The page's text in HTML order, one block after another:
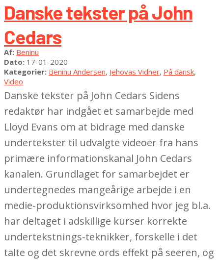
Danske tekster på John
Cedars
2020-
01-
17
Af: Beninu
Dato: 17-01-2020
Kategorier: Beninu Andersen, Jehovas Vidner, På dansk,
Video
Danske tekster på John Cedars Sidens
redaktør har indgået et samarbejde med
Lloyd Evans om at bidrage med danske
undertekster til udvalgte videoer fra hans
primære informationskanal John Cedars
kanalen. Grundlaget for samarbejdet er
undertegnedes mangeårige arbejde i en
medie-produktionsvirksomhed hvor jeg bl.a.
har deltaget i adskillige kurser korrekte
undertekstnings-teknikker, forskelle i det
talte og det skrevne ords effekt på seeren, og